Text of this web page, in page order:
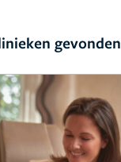
gevonden